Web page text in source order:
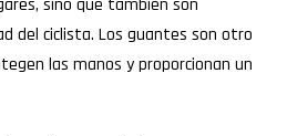
sino que también son
del ciclista. Los guantes son otro
las manos y proporcionan un